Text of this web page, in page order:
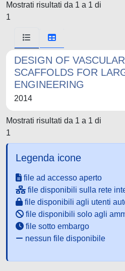
Mostrati risultati da 1 a 1 di
1
DESIGN OF
SCAFFOLDS FOR
ENGINEERING
2014
Mostrati risultati da 1 a 1 di
1
Legenda icone
file ad accesso aperto
file disponibili sulla rete
file disponibili agli utenti
file disponibili solo agli
file sotto embargo
nessun file disponibile